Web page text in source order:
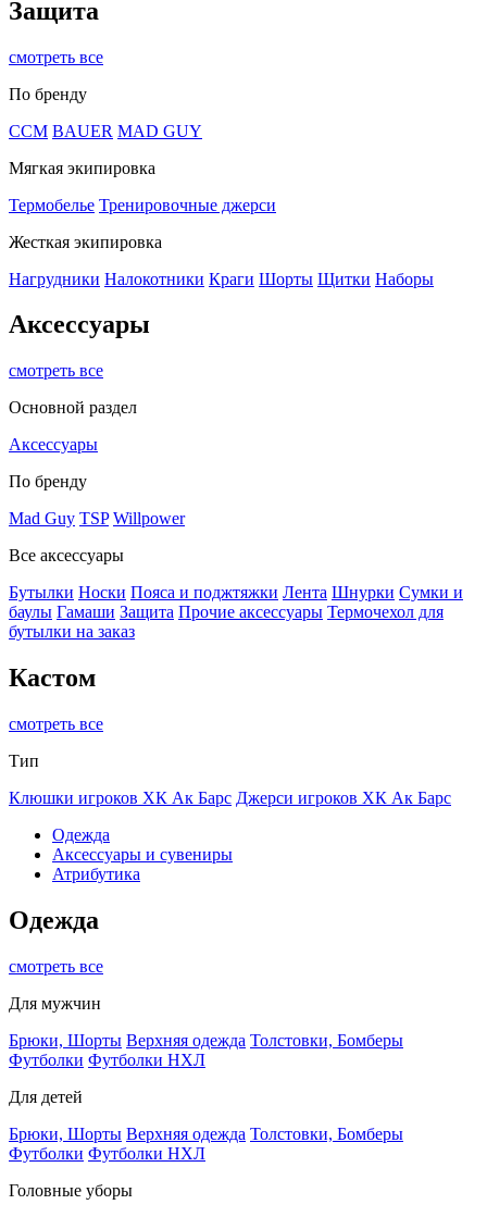
Защита
смотреть все
По бренду
CCM BAUER MAD GUY
Мягкая экипировка
Термобелье Тренировочные джерси
Жесткая экипировка
Нагрудники Налокотники Краги Шорты Щитки Наборы
Аксессуары
смотреть все
Основной раздел
Аксессуары
По бренду
Mad Guy TSP Willpower
Все аксессуары
Бутылки Носки Пояса и поджтяжки Лента Шнурки Сумки и
баулы Гамаши Защита Прочие аксессуары Термочехол для
бутылки на заказ
Кастом
смотреть все
Тип
Клюшки игроков ХК Ак Барс Джерси игроков ХК Ак Барс
Одежда
Аксессуары и сувениры
Атрибутика
Одежда
смотреть все
Для мужчин
Брюки, Шорты Верхняя одежда Толстовки, Бомберы
Футболки Футболки НХЛ
Для детей
Брюки, Шорты Верхняя одежда Толстовки, Бомберы
Футболки Футболки НХЛ
Головные уборы